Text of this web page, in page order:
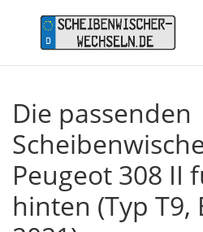
Die passenden
Peugeot 308 II
hinten (Typ T9,